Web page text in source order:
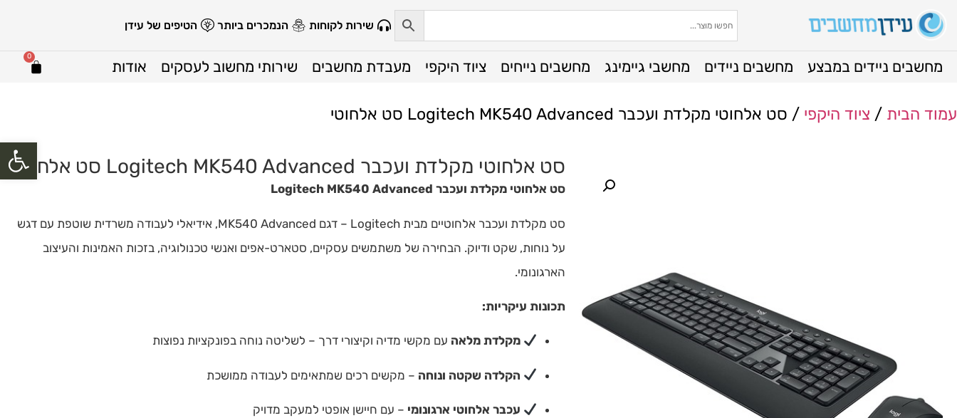
פתח
שירות לקוחות הנמכרים ביותר הטיפים של עידן
0
מחשבים ניידים במבצע מחשבים ניידים מחשבי גיימינג מחשבים נייחים ציוד היקפי מעבדת מחשבים שירותי מחשוב לעסקים אודות
עמוד הבית / ציוד היקפי / סט אלחוטי מקלדת ועכבר Logitech MK540 Advanced סט אלחוטי
סט אלחוטי מקלדת ועכבר Logitech MK540 Advanced סט אלחוטי
סט אלחוטי מקלדת ועכבר Logitech MK540 Advanced
סט מקלדת ועכבר אלחוטיים מבית Logitech – דגם MK540 Advanced, אידיאלי לעבודה משרדית שוטפת עם דגש
על נוחות, שקט ודיוק. הבחירה של משתמשים עסקיים, סטארט-אפים ואנשי טכנולוגיה, בזכות האמינות והעיצוב
הארגונומי.
תכונות עיקריות:
מקלדת מלאה עם מקשי מדיה וקיצורי דרך – לשליטה נוחה בפונקציות נפוצות
הקלדה שקטה ונוחה – מקשים רכים שמתאימים לעבודה ממושכת
עכבר אלחוטי ארגונומי – עם חיישן אופטי למעקב מדויק